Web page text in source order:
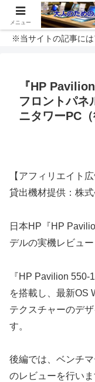
※当サイトの記事に
『HP
フロントパネ
ニタワーPC（
【アフィリエイト広
貸出機材提供：株
日本HP『HP
デルの実機レビュー
『HP Pavilion
を搭載し、最新OS
テクスチャーのデ
す。
後編では、ベンチ
のレビューを行いま
メニュー